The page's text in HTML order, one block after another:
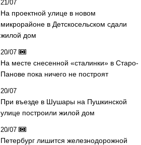
21/07
На проектной улице в новом
микрорайоне в Детскосельском сдали
жилой дом
20/07
На месте снесенной «сталинки» в Старо-
Панове пока ничего не построят
20/07
При въезде в Шушары на Пушкинской
улице построили жилой дом
20/07
Петербург лишится железнодорожной